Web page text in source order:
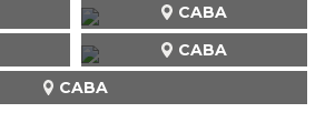
CABA
CABA
CABA